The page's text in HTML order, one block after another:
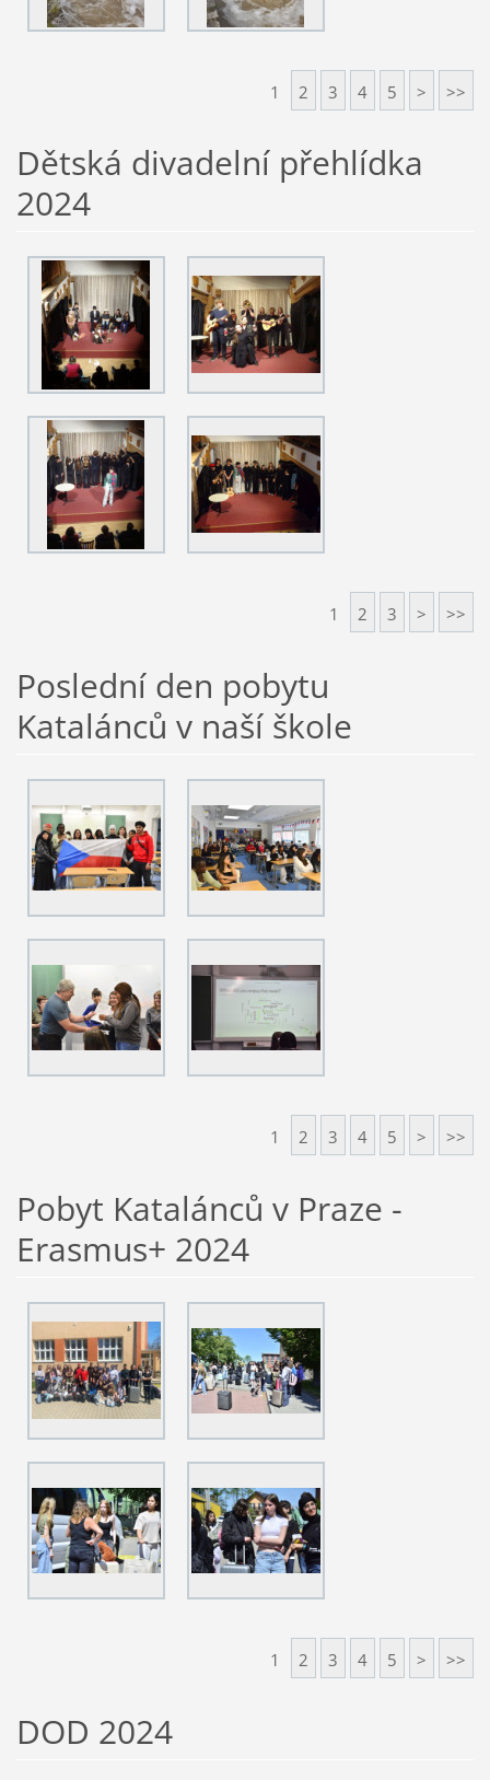
1 2 3 4 5 > >>
Dětská divadelní přehlídka
2024
1 2 3 > >>
Poslední den pobytu
Katalánců v naší škole
1 2 3 4 5 > >>
Pobyt Katalánců v Praze -
Erasmus+ 2024
1 2 3 4 5 > >>
DOD 2024